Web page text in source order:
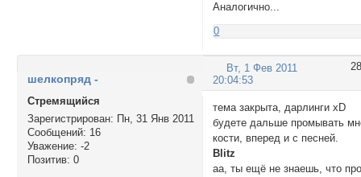
Аналогично...
0
28
Вт, 1 Фев 2011
20:04:53
шелкопряд -
Стремящийся
Зарегистрирован: Пн, 31 Янв 2011
Сообщений: 16
Уважение: -2
Позитив: 0
тема закрыта, дарлинги xD
будете дальше промывать
кости, вперед и с песней.
Blitz
аа, ты ещё не знаешь, что